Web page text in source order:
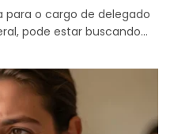
para o cargo de delegado
pode estar buscando…